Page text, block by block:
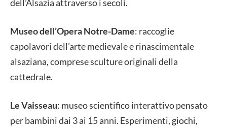
dell’Alsazia attraverso i secoli.
Museo dell’Opera Notre-Dame: raccoglie
capolavori dell’arte medievale e rinascimentale
alsaziana, comprese sculture originali della
cattedrale.
Le Vaisseau: museo scientifico interattivo pensato
per bambini dai 3 ai 15 anni. Esperimenti, giochi,